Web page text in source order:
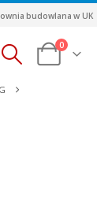
budowlana w UK
0